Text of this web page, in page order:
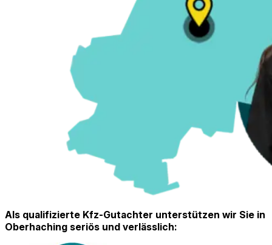
Als qualifizierte Kfz-Gutachter unterstützen wir Sie in
Oberhaching seriös und verlässlich: